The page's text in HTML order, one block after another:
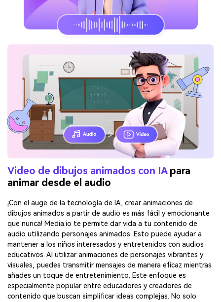
Video de dibujos animados con IApara
animar desde el audio
¡Con el auge de la tecnología de IA, crear animaciones de
dibujos animados a partir de audio es más fácil y emocionante
que nunca! Media.io te permite dar vida a tu contenido de
audio utilizando personajes animados. Esto puede ayudar a
mantener a los niños interesados y entretenidos con audios
educativos. Al utilizar animaciones de personajes vibrantes y
visuales, puedes transmitir mensajes de manera eficaz mientras
añades un toque de entretenimiento. Este enfoque es
especialmente popular entre educadores y creadores de
contenido que buscan simplificar ideas complejas. No solo